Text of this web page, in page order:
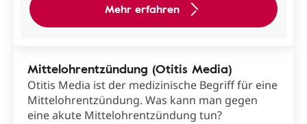
Mehr erfahren
Mittelohrentzündung (Otitis Media)
Otitis Media ist der medizinische Begriff für eine
Mittelohrentzündung. Was kann man gegen
eine akute Mittelohrentzündung tun?